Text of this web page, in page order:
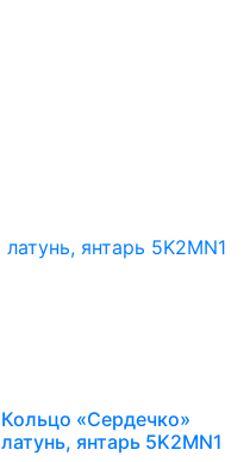
Кольцо «Сердечко»
латунь, янтарь 5K2MN1